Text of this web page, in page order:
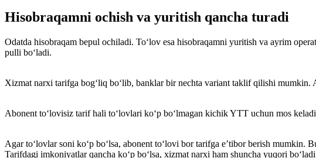
Hisobraqamni ochish va yuritish qancha turadi
Odatda hisobraqam bepul ochiladi. To‘lov esa hisobraqamni yuritish va ayrim
pulli bo‘ladi.
Xizmat narxi tarifga bog‘liq bo‘lib, banklar bir nechta variant taklif qilishi
Abonent to‘lovisiz tarif hali to‘lovlari ko‘p bo‘lmagan kichik YTT uchun mos
Agar to‘lovlar soni ko‘p bo‘lsa, abonent to‘lovi bor tarifga e’tibor berish
Tarifdagi imkoniyatlar qancha ko‘p bo‘lsa, xizmat narxi ham shuncha yuqori